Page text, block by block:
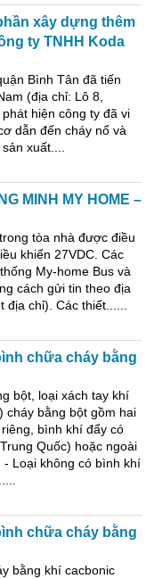
xây dựng thêm
ty TNHH Koda
Bình Tân đã tiến
(địa chỉ: Lô 8,
hiện công ty đã vi
dẫn đến cháy nổ và
xuất....
MINH MY HOME –
tòa nhà được điều
khiển 27VDC. Các
My-home Bus và
cách gửi tin theo địa
chỉ). Các thiết......
chữa cháy bằng
bột, loại xách tay khí
cháy bằng bột gồm hai
bình khí đẩy có
Quốc) hoặc ngoài
Loại không có bình khí
chữa cháy bằng
bằng khí cacbonic